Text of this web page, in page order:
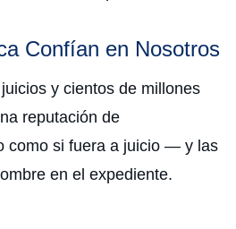
Confían en Nosotros
y cientos de millones
reputación de
como si fuera a juicio — y las
en el expediente.